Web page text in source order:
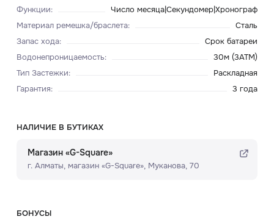
Функции:
Число месяца|Секундомер|Хронограф
Материал ремешка/браслета:
Сталь
Запас хода:
Срок батареи
Водонепроницаемость:
30м (3ATM)
Тип Застежки:
Раскладная
Гарантия: 3 года
НАЛИЧИЕ В БУТИКАХ
Магазин «G-Square»
г. Алматы, ​магазин «G-Square»​, Муканова, 70
БОНУСЫ